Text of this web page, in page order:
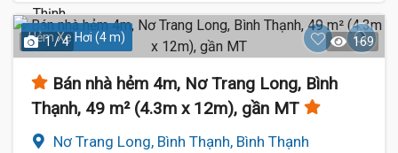
Hẻm Xe Hơi (4 m)
1 / 4 169
Bán nhà hẻm 4m, Nơ Trang Long, Bình
Thạnh, 49 m² (4.3m x 12m), gần MT
Nơ Trang Long, Bình Thạnh, Bình Thạnh